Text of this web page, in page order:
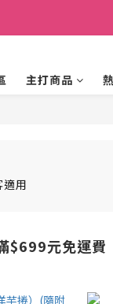
主打商品
適用
$699元免運